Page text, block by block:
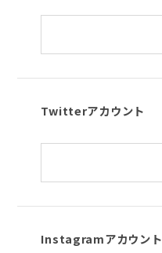
Twitterアカウント
Instagramアカウント